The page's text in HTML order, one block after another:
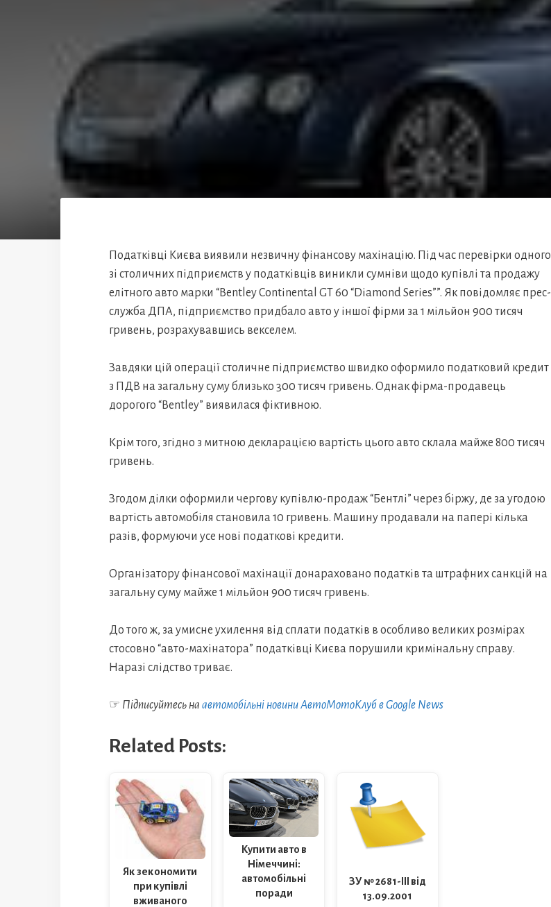
Податківці Києва виявили незвичну фінансову махінацію. Під час перевірки одного
зі столичних підприємств у податківців виникли сумніви щодо купівлі та продажу
елітного авто марки “Bentley Continental GT 60 “Diamond Series””. Як повідомляє прес-
служба ДПА, підприємство придбало авто у іншої фірми за 1 мільйон 900 тисяч
гривень, розрахувавшись векселем.
Завдяки цій операції столичне підприємство швидко оформило податковий кредит
з ПДВ на загальну суму близько 300 тисяч гривень. Однак фірма-продавець
дорогого “Bentley” виявилася фіктивною.
Крім того, згідно з митною декларацією вартість цього авто склала майже 800 тисяч
гривень.
Згодом ділки оформили чергову купівлю-продаж “Бентлі” через біржу, де за угодою
вартість автомобіля становила 10 гривень. Машину продавали на папері кілька
разів, формуючи усе нові податкові кредити.
Організатору фінансової махінації донараховано податків та штрафних санкцій на
загальну суму майже 1 мільйон 900 тисяч гривень.
До того ж, за умисне ухилення від сплати податків в особливо великих розмірах
стосовно “авто-махінатора” податківці Києва порушили кримінальну справу.
Наразі слідство триває.
☞ Підписуйтесь на автомобільні новини АвтоМотоКлуб в Google News
Related Posts:
Як зекономити
при купівлі
вживаного
Купити авто в
Німеччині:
автомобільні
поради
ЗУ № 2681-III від
13.09.2001